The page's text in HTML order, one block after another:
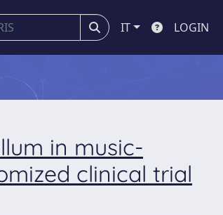
IT LOGIN
in music-
clinical trial